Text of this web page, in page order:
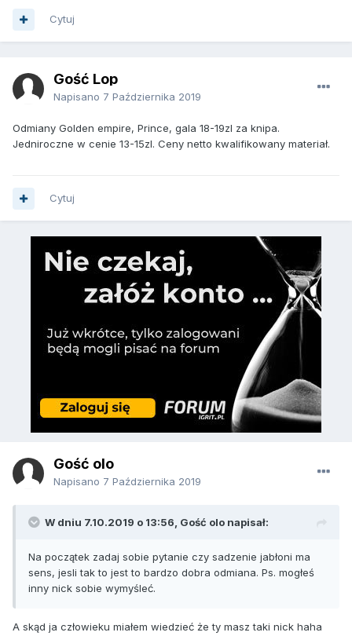
Cytuj
Gość Lop
Napisano 7 Października 2019
Odmiany Golden empire, Prince, gala 18-19zl za knipa.
Jedniroczne w cenie 13-15zl. Ceny netto kwalifikowany materiał.
Cytuj
Gość olo
Napisano 7 Października 2019
W dniu 7.10.2019 o 13:56, Gość olo napisał:
Na początek zadaj sobie pytanie czy sadzenie jabłoni ma
sens, jesli tak to jest to bardzo dobra odmiana. Ps. mogłeś
inny nick sobie wymyśleć.
A skąd ja człowieku miałem wiedzieć że ty masz taki nick haha